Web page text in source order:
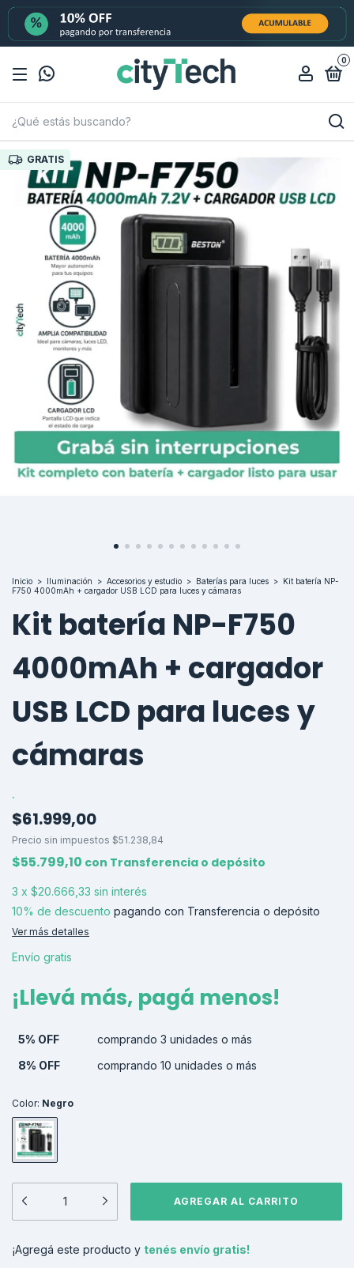
0
GRATIS
Inicio > Iluminación > Accesorios y estudio > Baterías para luces > Kit batería NP-
F750 4000mAh + cargador USB LCD para luces y cámaras
Kit batería NP-F750
4000mAh + cargador
USB LCD para luces y
cámaras
.
$61.999,00
Precio sin impuestos $51.238,84
$55.799,10 con Transferencia o depósito
3 x $20.666,33 sin interés
10% de descuento pagando con Transferencia o depósito
Ver más detalles
Envío gratis
¡Llevá más, pagá menos!
5% OFF
comprando 3 unidades o más
8% OFF
comprando 10 unidades o más
Color: Negro
¡Agregá este producto y tenés envío gratis!